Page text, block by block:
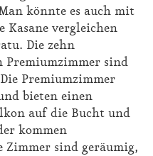
könnte es auch mit
Kasane vergleichen
Die zehn
Premiumzimmer sind
Premiumzimmer
bieten einen
auf die Bucht und
kommen
Zimmer sind geräumig,